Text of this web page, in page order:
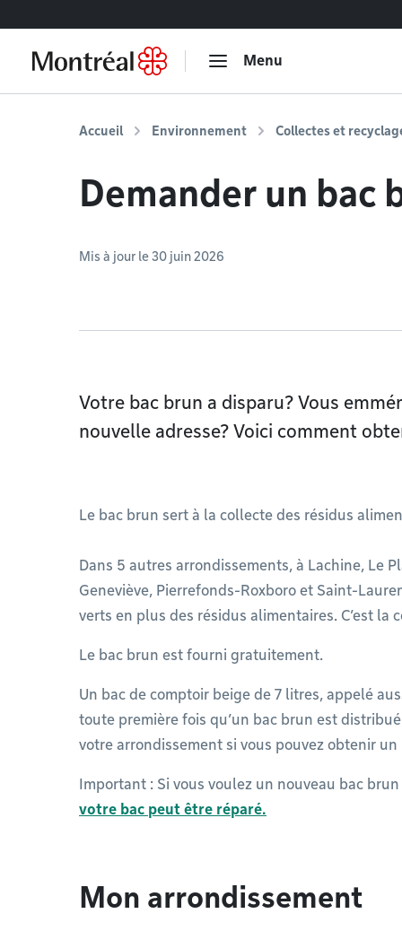
Menu
Accueil Environnement Collectes et
Demander un bac
Mis à jour le 30 juin 2026
Votre bac brun a disparu? Vous
nouvelle adresse? Voici comment
Le bac brun sert à la collecte des résidus
Dans 5 autres arrondissements, à Lachine, Le
Geneviève, Pierrefonds-Roxboro et Saint-
verts en plus des résidus alimentaires. C’est la
Le bac brun est fourni gratuitement.
Un bac de comptoir beige de 7 litres, appelé
toute première fois qu’un bac brun est
votre arrondissement si vous pouvez obtenir
Important : Si vous voulez un nouveau bac
votre bac peut être réparé.
Mon arrondissement